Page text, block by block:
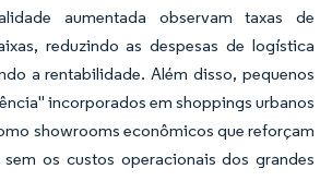
aumentada observam taxas de
reduzindo as despesas de logística
a rentabilidade. Além disso, pequenos
incorporados em shoppings urbanos
showrooms econômicos que reforçam
os custos operacionais dos grandes